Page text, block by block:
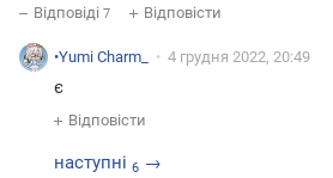
Відповіді 7 Відповісти
•Yumi Charm_ 4 грудня 2022, 20:49
є
Відповісти
наступні 6 →